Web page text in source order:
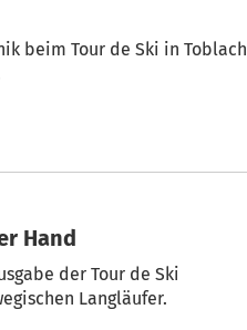
beim Tour de Ski in Toblach
Hand
der Tour de Ski
Langläufer.